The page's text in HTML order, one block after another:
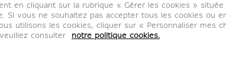
en cliquant sur la rubrique « Gérer les cookies » située
Si vous ne souhaitez pas accepter tous les cookies ou
utilisons les cookies, cliquer sur « Personnaliser mes
consulter
notre politique cookies.